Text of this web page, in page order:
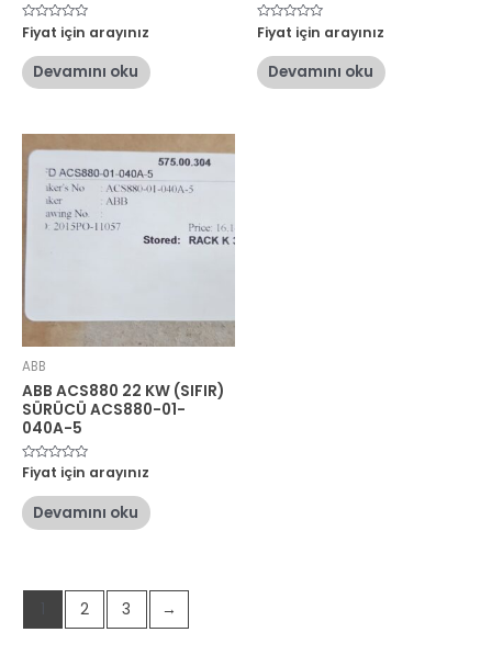
5
üzerinden
oy
aldı
Fiyat için arayınız
Devamını oku
5
üzerinden
oy
aldı
Fiyat için arayınız
Devamını oku
ABB
ABB ACS880 22 KW (SIFIR)
SÜRÜCÜ ACS880-01-
040A-5
5
üzerinden
oy
aldı
Fiyat için arayınız
Devamını oku
2 3 →